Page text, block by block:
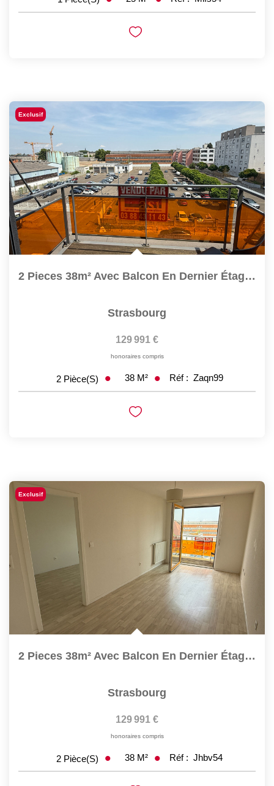
Exclusif
2 Pieces 38m² Avec Balcon En Dernier Étage Et Parking...
Strasbourg
129 991 €
honoraires compris
2 Pièce(s) 38 M² Réf : Zaqn99
Exclusif
2 Pieces 38m² Avec Balcon En Dernier Étage Et Parking...
Strasbourg
129 991 €
honoraires compris
2 Pièce(s) 38 M² Réf : Jhbv54